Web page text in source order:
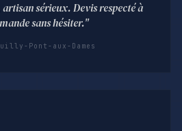
sérieux. Devis respecté à
sans hésiter."
Pont-aux-Dames